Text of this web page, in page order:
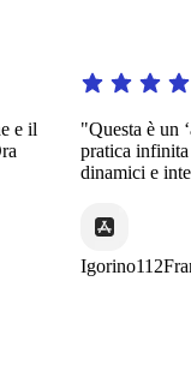
"Questa è un
pratica infinita in
dinamici e
Igorino112France